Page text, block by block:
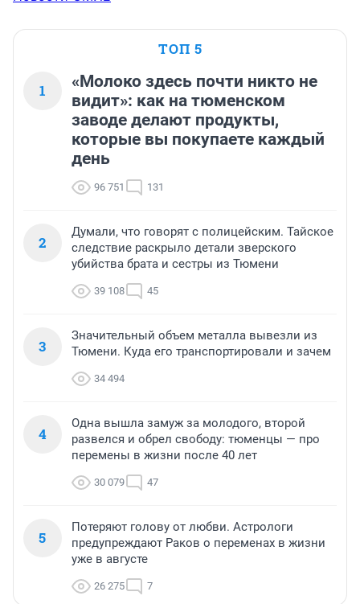
ТОП 5
1
«Молоко здесь почти никто не
видит»: как на тюменском
заводе делают продукты,
которые вы покупаете каждый
день
96 751 131
2
Думали, что говорят с полицейским. Тайское
следствие раскрыло детали зверского
убийства брата и сестры из Тюмени
39 108 45
3
Значительный объем металла вывезли из
Тюмени. Куда его транспортировали и зачем
34 494
4
Одна вышла замуж за молодого, второй
развелся и обрел свободу: тюменцы — про
перемены в жизни после 40 лет
30 079 47
5
Потеряют голову от любви. Астрологи
предупреждают Раков о переменах в жизни
уже в августе
26 275 7